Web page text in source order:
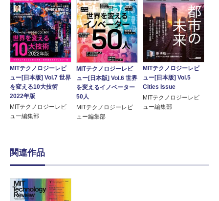
MITテクノロジーレビ
ュー[日本版] Vol.7 世界
を変える10大技術
2022年版
MITテクノロジーレビ
ュー編集部
MITテクノロジーレビ
ュー[日本版] Vol.6 世界
を変えるイノベーター
50人
MITテクノロジーレビ
ュー編集部
MITテクノロジーレビ
ュー[日本版] Vol.5
Cities Issue
MITテクノロジーレビ
ュー編集部
関連作品